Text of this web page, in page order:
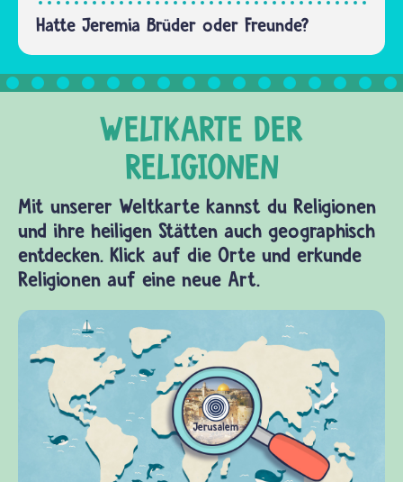
Hatte Jeremia Brüder oder Freunde?
Mit unserer Weltkarte kannst du Religionen
und ihre heiligen Stätten auch geographisch
entdecken. Klick auf die Orte und erkunde
Religionen auf eine neue Art.